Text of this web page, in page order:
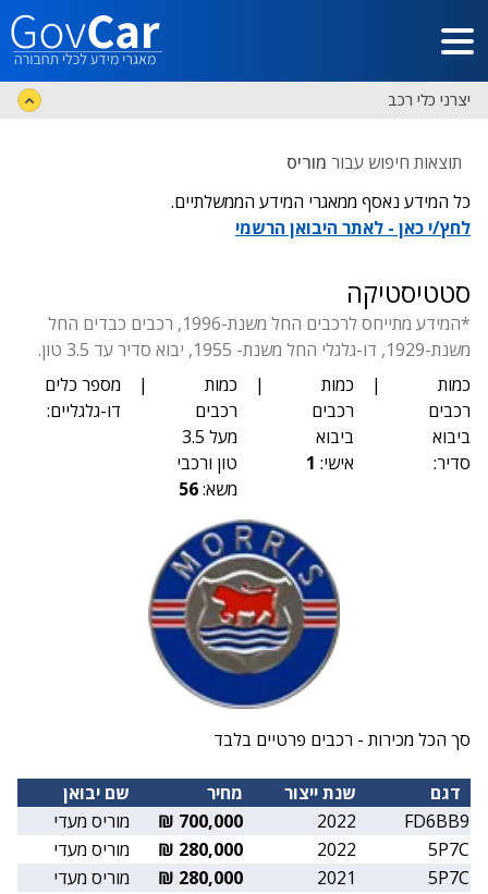
דלג לתוכן הראשי
יצרני כלי רכב
תוצאות חיפוש עבור מוריס
כל המידע נאסף ממאגרי המידע הממשלתיים.
לחץ/י כאן - לאתר היבואן הרשמי
סטטיסטיקה
*המידע מתייחס לרכבים החל משנת-1996, רכבים כבדים החל
משנת-1929, דו-גלגלי החל משנת- 1955, יבוא סדיר עד 3.5 טון.
כמות
רכבים
ביבוא
סדיר:
|
כמות
רכבים
ביבוא
אישי: 1
|
כמות
רכבים
מעל 3.5
טון ורכבי
משא:56
|
מספר כלים
דו-גלגליים:
סך הכל מכירות - רכבים פרטיים בלבד
דגם שנת ייצור מחיר
שם יבואן
FD6BB9
2022
700,000 ₪
מוריס מעדי
5P7C
2022
280,000 ₪
מוריס מעדי
5P7C
2021
280,000 ₪
מוריס מעדי